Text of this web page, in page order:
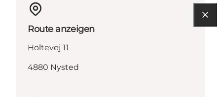
Route anzeigen
Holtevej 11
4880 Nysted